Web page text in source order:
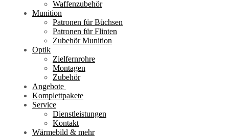
Waffenzubehör
Munition
Patronen für Büchsen
Patronen für Flinten
Zubehör Munition
Optik
Zielfernrohre
Montagen
Zubehör
Angebote
Komplettpakete
Service
Dienstleistungen
Kontakt
Wärmebild & mehr